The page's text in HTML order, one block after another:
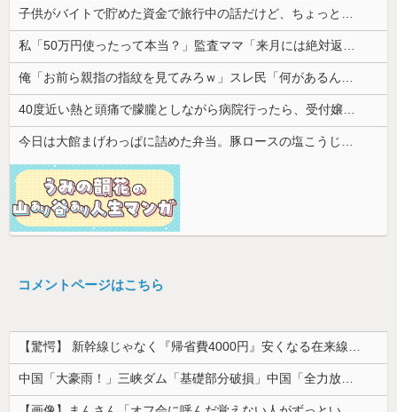
コメントページはこちら
【驚愕】 新幹線じゃなく『帰省費4000円』安くなる在来線で帰省した結果ｗｗｗｗｗ
中国「大豪雨！」三峡ダム「基礎部分破損」中国「全力放流！」台風13号「中国上陸予測」台風15号「中国接近（画像」中国「台風同時上陸！（穀物生産が...